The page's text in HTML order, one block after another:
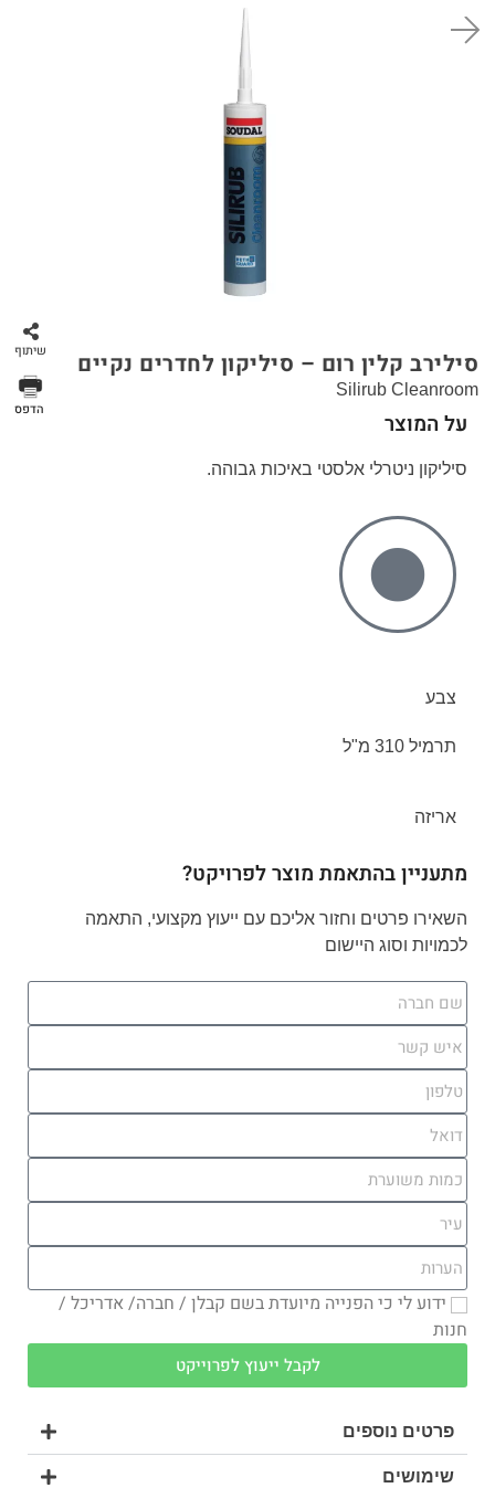
שיתוף סילירב קלין רום – סיליקון לחדרים נקיים
הדפס
Silirub Cleanroom
על המוצר
סיליקון ניטרלי אלסטי באיכות גבוהה.
צבע
תרמיל 310 מ"ל
אריזה
מתעניין בהתאמת מוצר לפרויקט?
השאירו פרטים וחזור אליכם עם ייעוץ מקצועי, התאמה
לכמויות וסוג היישום
ידוע לי כי הפנייה מיועדת בשם קבלן / חברה/ אדריכל /
חנות
לקבל ייעוץ לפרוייקט
פרטים נוספים
שימושים